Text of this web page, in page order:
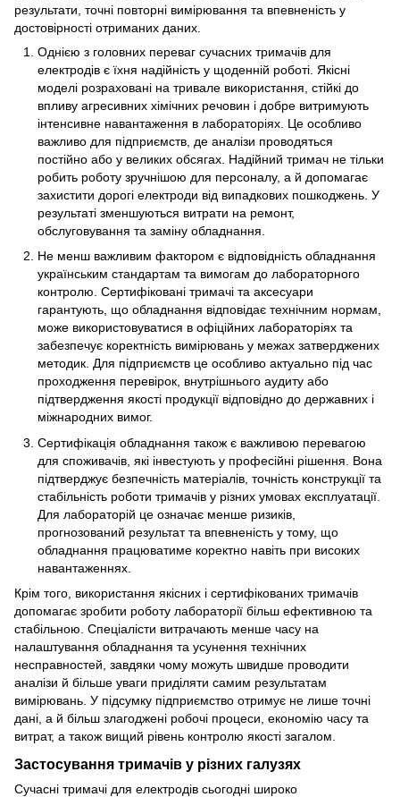
результати, точні повторні вимірювання та впевненість у
достовірності отриманих даних.
Однією з головних переваг сучасних тримачів для
електродів є їхня надійність у щоденній роботі. Якісні
моделі розраховані на тривале використання, стійкі до
впливу агресивних хімічних речовин і добре витримують
інтенсивне навантаження в лабораторіях. Це особливо
важливо для підприємств, де аналізи проводяться
постійно або у великих обсягах. Надійний тримач не тільки
робить роботу зручнішою для персоналу, а й допомагає
захистити дорогі електроди від випадкових пошкоджень. У
результаті зменшуються витрати на ремонт,
обслуговування та заміну обладнання.
Не менш важливим фактором є відповідність обладнання
українським стандартам та вимогам до лабораторного
контролю. Сертифіковані тримачі та аксесуари
гарантують, що обладнання відповідає технічним нормам,
може використовуватися в офіційних лабораторіях та
забезпечує коректність вимірювань у межах затверджених
методик. Для підприємств це особливо актуально під час
проходження перевірок, внутрішнього аудиту або
підтвердження якості продукції відповідно до державних і
міжнародних вимог.
Сертифікація обладнання також є важливою перевагою
для споживачів, які інвестують у професійні рішення. Вона
підтверджує безпечність матеріалів, точність конструкції та
стабільність роботи тримачів у різних умовах експлуатації.
Для лабораторій це означає менше ризиків,
прогнозований результат та впевненість у тому, що
обладнання працюватиме коректно навіть при високих
навантаженнях.
Крім того, використання якісних і сертифікованих тримачів
допомагає зробити роботу лабораторії більш ефективною та
стабільною. Спеціалісти витрачають менше часу на
налаштування обладнання та усунення технічних
несправностей, завдяки чому можуть швидше проводити
аналізи й більше уваги приділяти самим результатам
вимірювань. У підсумку підприємство отримує не лише точні
дані, а й більш злагоджені робочі процеси, економію часу та
витрат, а також вищий рівень контролю якості загалом.
Застосування тримачів у різних галузях
Сучасні тримачі для електродів сьогодні широко